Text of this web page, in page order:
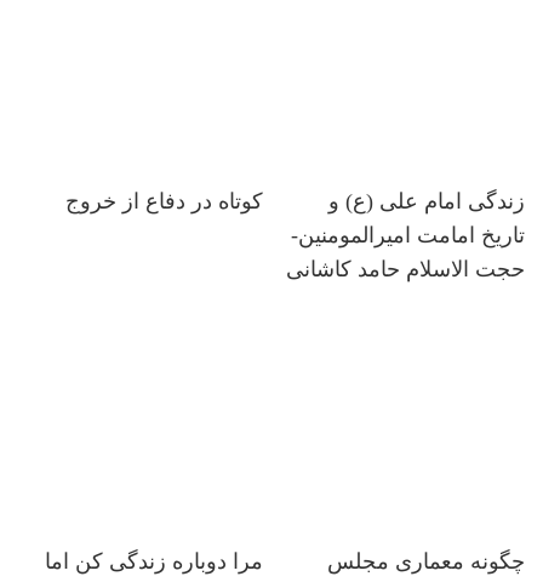
زندگی امام علی (ع) و
تاریخ امامت امیرالمومنین-
حجت الاسلام حامد کاشانی
کوتاه در دفاع از خروج
چگونه معماری مجلس
مرا دوباره زندگی کن اما